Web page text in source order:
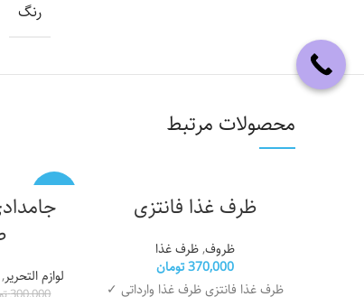
رنگ
محصولات مرتبط
ظرف غذا فانتزی
ظروف,ظرف غذا
370,000تومان
ظرف غذا فانتزی ظرف غذا وارداتی ✓
-13%
لوازم التحریر